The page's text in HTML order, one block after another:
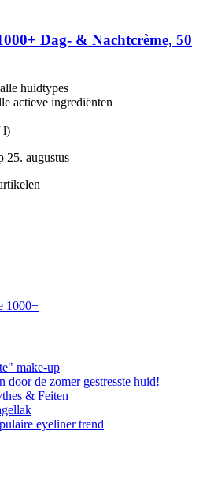
Dag-​ & Nachtcrème, 50
huidtypes
actieve ingrediënten
l)
25. augustus
1000+
make-up
door de zomer gestresste huid!
& Feiten
eyeliner trend